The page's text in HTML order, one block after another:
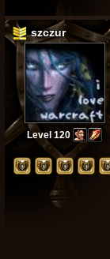
szczur
Level 120